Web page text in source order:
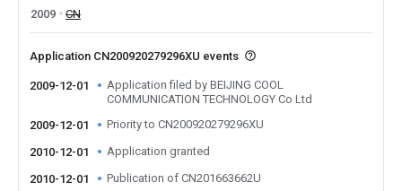
2009
CN
Application CN200920279296XU events
2009-12-01
Application filed by BEIJING COOL
COMMUNICATION TECHNOLOGY Co Ltd
2009-12-01
Priority to CN200920279296XU
2010-12-01 Application granted
2010-12-01 Publication of CN201663662U